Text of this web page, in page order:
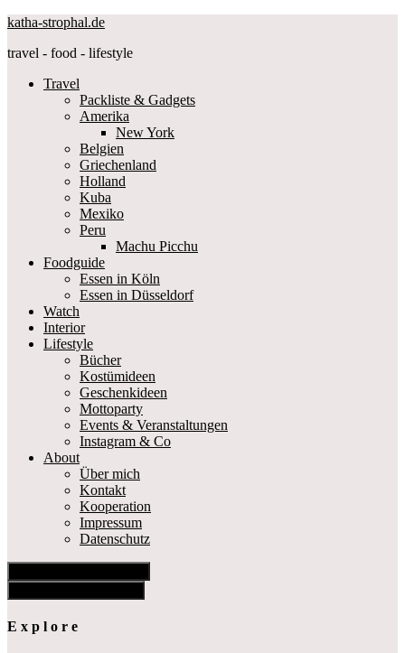
katha-strophal.de
travel - food - lifestyle
Travel
Packliste & Gadgets
Amerika
New York
Belgien
Griechenland
Holland
Kuba
Mexiko
Peru
Machu Picchu
Foodguide
Essen in Köln
Essen in Düsseldorf
Watch
Interior
Lifestyle
Bücher
Kostümideen
Geschenkideen
Mottoparty
Events & Veranstaltungen
Instagram & Co
About
Über mich
Kontakt
Kooperation
Impressum
Datenschutz
E x p l o r e